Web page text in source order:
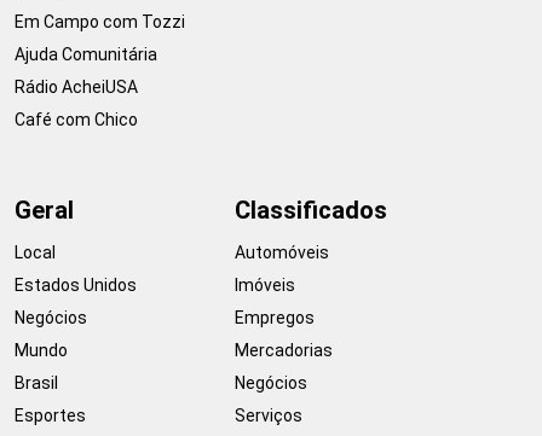
Em Campo com Tozzi
Ajuda Comunitária
Rádio AcheiUSA
Café com Chico
Geral
Local
Estados Unidos
Negócios
Mundo
Brasil
Esportes
Classificados
Automóveis
Imóveis
Empregos
Mercadorias
Negócios
Serviços